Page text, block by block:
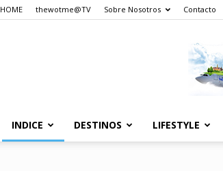
HOME thewotme@TV Sobre Nosotros Contacto
INDICE DESTINOS LIFESTYLE